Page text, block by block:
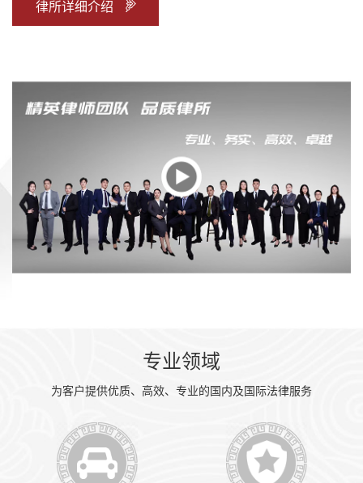
律所详细介绍
专业领域
为客户提供优质、高效、专业的国内及国际法律服务